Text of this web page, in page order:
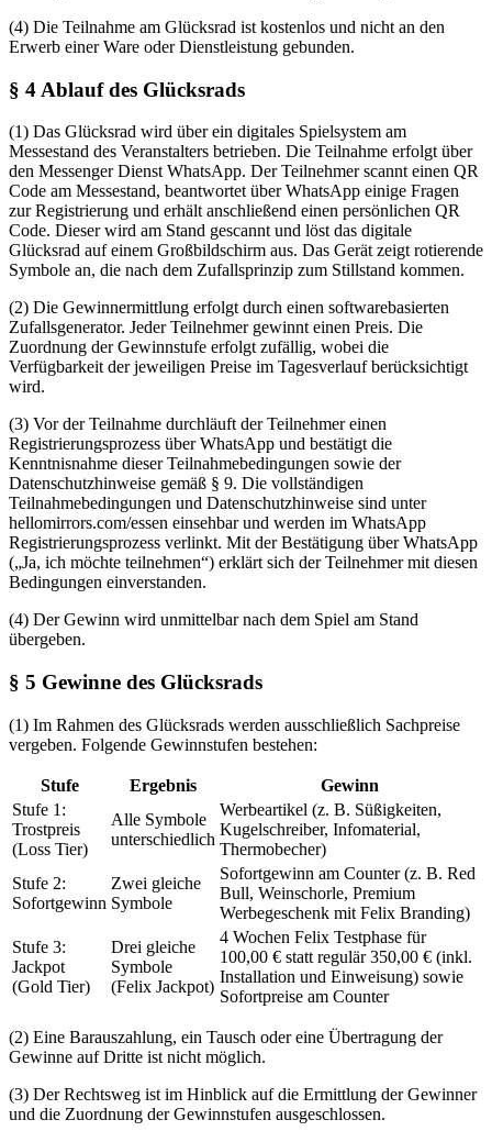
(4) Die Teilnahme am Glücksrad ist kostenlos und nicht an den
Erwerb einer Ware oder Dienstleistung gebunden.
§ 4 Ablauf des Glücksrads
(1) Das Glücksrad wird über ein digitales Spielsystem am
Messestand des Veranstalters betrieben. Die Teilnahme erfolgt über
den Messenger Dienst WhatsApp. Der Teilnehmer scannt einen QR
Code am Messestand, beantwortet über WhatsApp einige Fragen
zur Registrierung und erhält anschließend einen persönlichen QR
Code. Dieser wird am Stand gescannt und löst das digitale
Glücksrad auf einem Großbildschirm aus. Das Gerät zeigt rotierende
Symbole an, die nach dem Zufallsprinzip zum Stillstand kommen.
(2) Die Gewinnermittlung erfolgt durch einen softwarebasierten
Zufallsgenerator. Jeder Teilnehmer gewinnt einen Preis. Die
Zuordnung der Gewinnstufe erfolgt zufällig, wobei die
Verfügbarkeit der jeweiligen Preise im Tagesverlauf berücksichtigt
wird.
(3) Vor der Teilnahme durchläuft der Teilnehmer einen
Registrierungsprozess über WhatsApp und bestätigt die
Kenntnisnahme dieser Teilnahmebedingungen sowie der
Datenschutzhinweise gemäß § 9. Die vollständigen
Teilnahmebedingungen und Datenschutzhinweise sind unter
hellomirrors.com/essen einsehbar und werden im WhatsApp
Registrierungsprozess verlinkt. Mit der Bestätigung über WhatsApp
(„Ja, ich möchte teilnehmen“) erklärt sich der Teilnehmer mit diesen
Bedingungen einverstanden.
(4) Der Gewinn wird unmittelbar nach dem Spiel am Stand
übergeben.
§ 5 Gewinne des Glücksrads
(1) Im Rahmen des Glücksrads werden ausschließlich Sachpreise
vergeben. Folgende Gewinnstufen bestehen:
Stufe Ergebnis
Gewinn
Stufe 1:
Trostpreis
(Loss Tier)
Alle Symbole
unterschiedlich
Werbeartikel (z. B. Süßigkeiten,
Kugelschreiber, Infomaterial,
Thermobecher)
Stufe 2:
Sofortgewinn
Zwei gleiche
Symbole
Sofortgewinn am Counter (z. B. Red
Bull, Weinschorle, Premium
Werbegeschenk mit Felix Branding)
Stufe 3:
Jackpot
(Gold Tier)
Drei gleiche
Symbole
(Felix Jackpot)
4 Wochen Felix Testphase für
100,00 € statt regulär 350,00 € (inkl.
Installation und Einweisung) sowie
Sofortpreise am Counter
(2) Eine Barauszahlung, ein Tausch oder eine Übertragung der
Gewinne auf Dritte ist nicht möglich.
(3) Der Rechtsweg ist im Hinblick auf die Ermittlung der Gewinner
und die Zuordnung der Gewinnstufen ausgeschlossen.